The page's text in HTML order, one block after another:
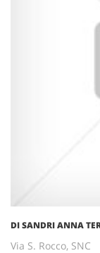
DI SANDRI ANNA
Via S. Rocco, SNC